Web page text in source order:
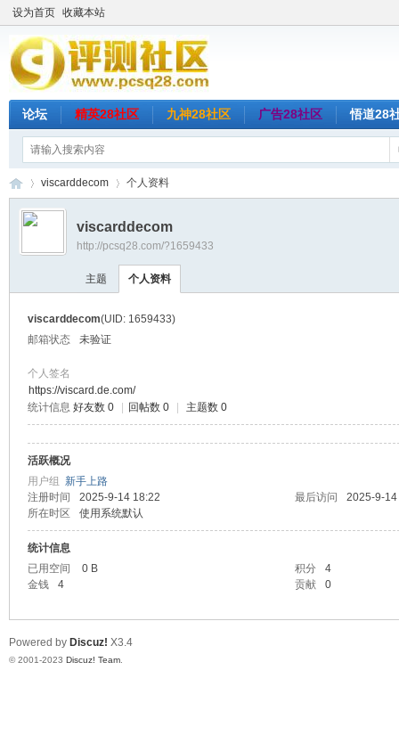
设为首页 收藏本站
论坛 精英28社区 九神28社区 广告28社区 悟道28
›
viscarddecom 个人资料
viscarddecom
http://pcsq28.com/?1659433
主题 个人资料
viscarddecom(UID: 1659433)
邮箱状态
未验证
个人签名
https://viscard.de.com/
统计信息 好友数 0 回帖数 0 主题数 0
活跃概况
用户组 新手上路
注册时间
2025-9-14 18:22 最后访问
2025-9-
所在时区
使用系统默认
统计信息
已用空间
0 B 积分
4
金钱
4 贡献 0
Powered by Discuz! X3.4
© 2001-2023 Discuz! Team